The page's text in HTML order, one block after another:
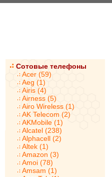
Сотовые телефоны
Acer (59)
Aeg (1)
Airis (4)
Airness (5)
Airo Wireless (1)
AK Telecom (2)
AKMobile (1)
Alcatel (238)
Alphacell (2)
Altek (1)
Amazon (3)
Amoi (78)
Amsam (1)